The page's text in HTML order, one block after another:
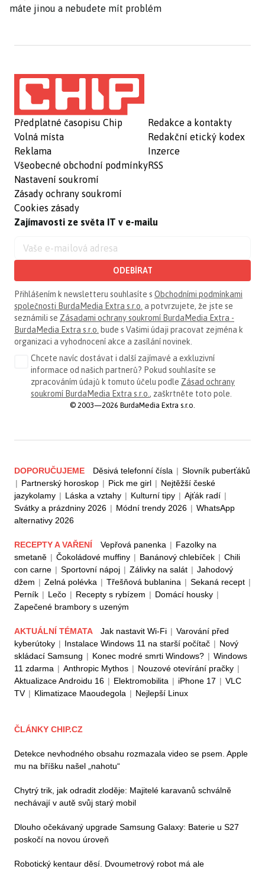
máte jinou a nebudete mít problém
Předplatné časopisu Chip
Volná místa
Reklama
Všeobecné obchodní podmínky
Nastavení soukromí
Zásady ochrany soukromí
Cookies zásady
Redakce a kontakty
Redakční etický kodex
Inzerce
RSS
Zajímavosti ze světa IT v e-mailu
ODEBÍRAT
Přihlášením k newsletteru souhlasíte s Obchodními podmínkami
společnosti BurdaMedia Extra s.r.o. a potvrzujete, že jste se
seznámili se Zásadami ochrany soukromí BurdaMedia Extra -
BurdaMedia Extra s.r.o. bude s Vašimi údaji pracovat zejména k
organizaci a vyhodnocení akce a zasílání novinek.
Chcete navíc dostávat i další zajímavé a exkluzivní
informace od našich partnerů? Pokud souhlasíte se
zpracováním údajů k tomuto účelu podle Zásad ochrany
soukromí BurdaMedia Extra s.r.o. , zaškrtněte toto pole.
© 2003—2026 BurdaMedia Extra s.r.o.
DOPORUČUJEME Děsivá telefonní čísla | Slovník puberťáků
| Partnerský horoskop | Pick me girl | Nejtěžší české
jazykolamy | Láska a vztahy | Kulturní tipy | Ajťák radí |
Svátky a prázdniny 2026 | Módní trendy 2026 | WhatsApp
alternativy 2026
RECEPTY A VAŘENÍ Vepřová panenka | Fazolky na
smetaně | Čokoládové muffiny | Banánový chlebíček | Chili
con carne | Sportovní nápoj | Zálivky na salát | Jahodový
džem | Zelná polévka | Třešňová bublanina | Sekaná recept |
Perník | Lečo | Recepty s rybízem | Domácí housky |
Zapečené brambory s uzeným
AKTUÁLNÍ TÉMATA Jak nastavit Wi-Fi | Varování před
kyberútoky | Instalace Windows 11 na starší počítač | Nový
skládací Samsung | Konec modré smrti Windows? | Windows
11 zdarma | Anthropic Mythos | Nouzové otevírání pračky |
Aktualizace Androidu 16 | Elektromobilita | iPhone 17 | VLC
TV | Klimatizace Maoudegola | Nejlepší Linux
ČLÁNKY CHIP.CZ
Detekce nevhodného obsahu rozmazala video se psem. Apple
mu na bříšku našel „nahotu“
Chytrý trik, jak odradit zloděje: Majitelé karavanů schválně
nechávají v autě svůj starý mobil
Dlouho očekávaný upgrade Samsung Galaxy: Baterie u S27
poskočí na novou úroveň
Robotický kentaur děsí. Dvoumetrový robot má ale